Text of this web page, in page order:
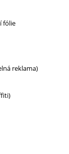
fólie
reklama)